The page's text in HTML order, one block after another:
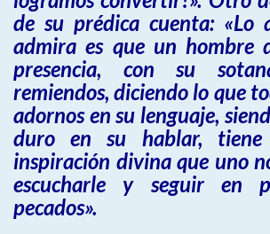
de su prédica cuenta: «Lo
admira es que un hombre
presencia, con su
remiendos, diciendo lo que
adornos en su lenguaje,
duro en su hablar,
inspiración divina que uno
escucharle y seguir en
pecados».